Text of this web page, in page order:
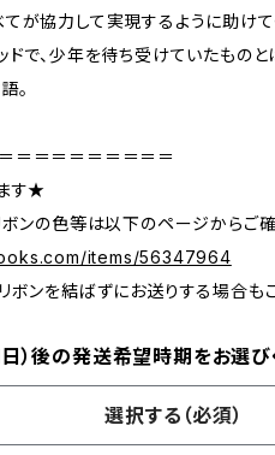
が協力して実現するように助けて
ドで、少年を待ち受けていたもの
。
＝＝＝＝＝＝＝＝＝
す★
ボンの色等は以下のページからご
items/56347964
ボンを結ばずにお送りする場合も
）後の発送希望時期をお選び
選択する（必須）